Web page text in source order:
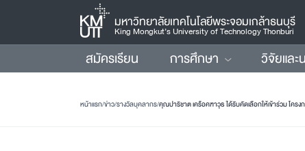
มหาวิทยาลัยเทคโนโลยีพระจอมเกล้าธนบุรี
King Mongkut’s University of Technology Thonburi
สมัครเรียน การศึกษา วิจัยแล
หน้าแรก/ข่าว/รางวัลบุคลากร/คุณปาริชาต เครือคฑาวุธ ได้รับคัดเลือกให้เข้าร่วม โคร